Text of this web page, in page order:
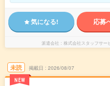
気になる! 応募
派遣会社 株式会社スタッフサー
未読
NEW
掲載日 2026/08/07